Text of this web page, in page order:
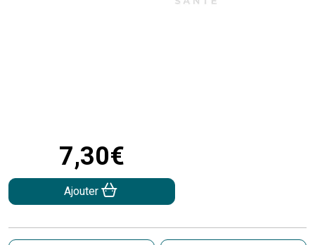
7,30€
Ajouter